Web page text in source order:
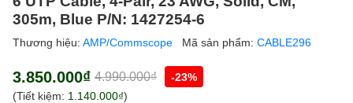
305m, Blue P/N: 1427254-6
Thương hiệu: AMP/Commscope Mã sản phẩm: CABLE296
3.850.000₫ 4.990.000₫
-23%
(Tiết kiệm: 1.140.000₫)